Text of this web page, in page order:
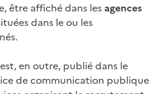
être affiché dans lesagences
dans le ou les
en outre, publié dans le
de communication publique